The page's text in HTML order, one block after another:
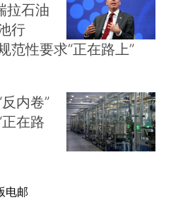
拉石油
行
范性要求“正在路上”
内卷”
在路
电邮